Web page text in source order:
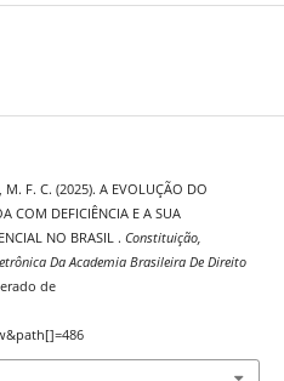
F. C. (2025). A EVOLUÇÃO DO
COM DEFICIÊNCIA E A SUA
NO BRASIL . Constituição,
Da Academia Brasileira De Direito
de